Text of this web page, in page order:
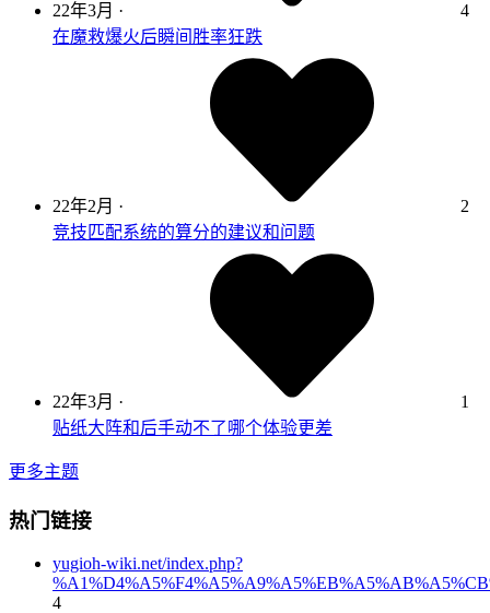
22年3月 ·
4
在魔救爆火后瞬间胜率狂跌
22年2月 ·
2
竞技匹配系统的算分的建议和问题
22年3月 ·
1
贴纸大阵和后手动不了哪个体验更差
更多主题
热门链接
yugioh-wiki.net/index.php?
4